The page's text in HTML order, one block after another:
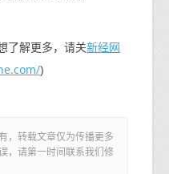
了解更多，请关新经网
)
，转载文章仅为传播更多
，请第一时间联系我们修